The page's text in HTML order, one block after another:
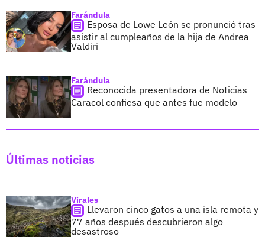
Farándula
Esposa de Lowe León se pronunció tras
asistir al cumpleaños de la hija de Andrea
Valdiri
Farándula
Reconocida presentadora de Noticias
Caracol confiesa que antes fue modelo
Últimas noticias
Virales
Llevaron cinco gatos a una isla remota y
77 años después descubrieron algo
desastroso